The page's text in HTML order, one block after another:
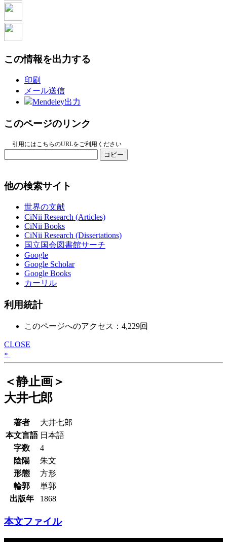
この情報を出力する
印刷
メール送信
Mendeley出力
このページのリンク
引用にはこちらのURLをご利用ください
コピー
他の検索サイト
世界の文献
CiNii Research (Articles)
CiNii Books
CiNii Research (Dissertations)
国立国会図書館サーチ
Google
Google Scholar
Google Books
カーリル
利用統計
このページへのアクセス：4,229回
CLOSE
»
＜静止画＞
大井七郎
著者
大井七郎
本文言語 日本語
字数
4
陰陽
朱文
形態
方形
輪郭
単郭
出版年
1868
本文ファイル